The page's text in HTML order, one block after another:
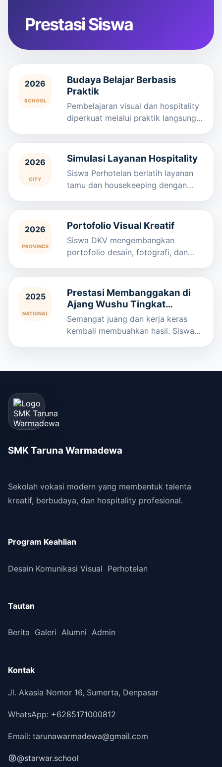
Prestasi Siswa
2026
SCHOOL
Budaya Belajar Berbasis
Praktik
Pembelajaran visual dan hospitality
diperkuat melalui praktik langsung
2026
CITY
Simulasi Layanan Hospitality
Siswa Perhotelan berlatih layanan
tamu dan housekeeping dengan
2026
PROVINCE
Portofolio Visual Kreatif
Siswa DKV mengembangkan
portofolio desain, fotografi, dan
2025
NATIONAL
Prestasi Membanggakan di
Ajang Wushu Tingkat
Provinsi 🥈🥉
Semangat juang dan kerja keras
kembali membuahkan hasil. Siswa
SMK Taruna Warmadewa
Sekolah vokasi modern yang membentuk talenta
kreatif, berbudaya, dan hospitality profesional.
Program Keahlian
Desain Komunikasi Visual Perhotelan
Tautan
Berita Galeri Alumni Admin
Kontak
Jl. Akasia Nomor 16, Sumerta, Denpasar
WhatsApp: +6285171000812
Email: tarunawarmadewa@gmail.com
@starwar.school